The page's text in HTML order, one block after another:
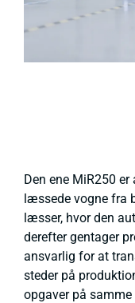
Den ene MiR250
læssede vogne fra
læsser, hvor den
derefter gentager
ansvarlig for at
steder på
opgaver på